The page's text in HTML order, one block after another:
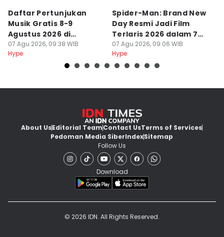
Daftar Pertunjukan
Musik Gratis 8-9
Agustus 2026 di
Jakarta, Ada Afgan
07 Agu 2026, 09:38 WIB
Hype
Spider-Man: Brand New
Day Resmi Jadi Film
Terlaris 2026 dalam 7
Hari
07 Agu 2026, 09:06 WIB
Hype
About UsEditorial TeamContact UsTerms of Services
Pedoman Media SiberIndexSitemap
Follow Us
Download
© 2026 IDN. All Rights Reserved.